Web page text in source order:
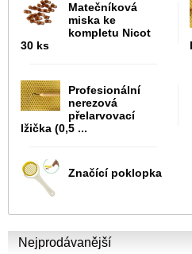
Matečníková
miska ke
kompletu Nicot
30 ks
Profesionální
nerezová
přelarvovací
lžička (0,5 ...
Značící poklopka
Nejprodávanější